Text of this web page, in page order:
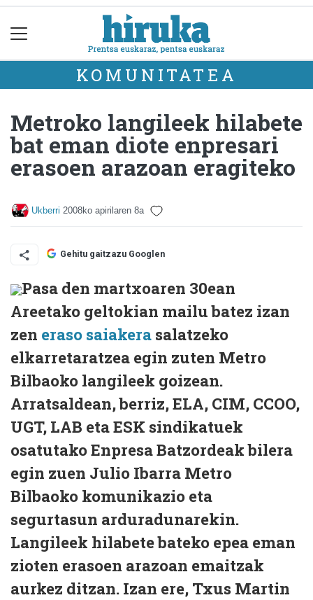
KOMUNITATEA
Metroko langileek hilabete
bat eman diote enpresari
erasoen arazoan eragiteko
Ukberri 2008ko apirilaren 8a
Gehitu gaitzazu Googlen
Pasa den martxoaren 30ean
Areetako geltokian mailu batez izan
zen eraso saiakera salatzeko
elkarretaratzea egin zuten Metro
Bilbaoko langileek goizean.
Arratsaldean, berriz, ELA, CIM, CCOO,
UGT, LAB eta ESK sindikatuek
osatutako Enpresa Batzordeak bilera
egin zuen Julio Ibarra Metro
Bilbaoko komunikazio eta
segurtasun arduradunarekin.
Langileek hilabete bateko epea eman
zioten erasoen arazoan emaitzak
aurkez ditzan. Izan ere, Txus Martin